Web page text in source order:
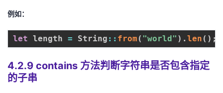
例如：
let length = String : : from ( "world" ) . len ( ) ;
4.2.9 contains 方法判断字符串是否包含指定
的子串